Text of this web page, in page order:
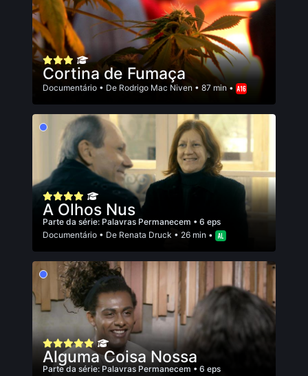
Cortina de Fumaça
Documentário • De Rodrigo Mac Niven • 87 min •
A Olhos Nus
Parte da série: Palavras Permanecem • 6 eps
Documentário • De Renata Druck • 26 min •
Alguma Coisa Nossa
Parte da série: Palavras Permanecem • 6 eps